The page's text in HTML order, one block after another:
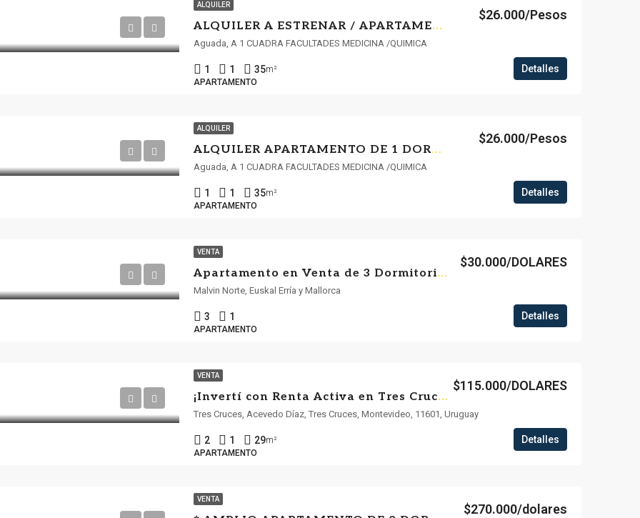
ALQUILER
ALQUILER A ESTRENAR / APARTAMENTO DE 1 DORMITORIO CON PATIO EN AGUADA 104
$26.000/Pesos
Aguada, A 1 CUADRA FACULTADES MEDICINA /QUIMICA
1 1 35m²
APARTAMENTO
Detalles
ALQUILER
ALQUILER APARTAMENTO DE 1 DORMITORIO CON PATIO EN AGUADA 102
$26.000/Pesos
Aguada, A 1 CUADRA FACULTADES MEDICINA /QUIMICA
1 1 35m²
APARTAMENTO
Detalles
VENTA
Apartamento en Venta de 3 Dormitorios y Terraza Lavadero
$30.000/DOLARES
Malvin Norte, Euskal Erría y Mallorca
3 1
APARTAMENTO
Detalles
VENTA
¡Invertí con Renta Activa en Tres Cruces! Apartamento 1 Dormitorio con opción a 2 + Terraza
$115.000/DOLARES
Tres Cruces, Acevedo Díaz, Tres Cruces, Montevideo, 11601, Uruguay
2 1 29m²
APARTAMENTO
Detalles
VENTA
$270.000/dolares